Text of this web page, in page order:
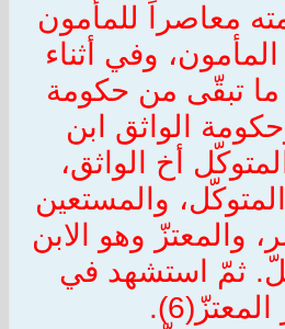
معاصراً للمأمون
وفي أثناء
ما تبقّى من حكومة
الواثق ابن
أخ الواثق،
والمستعين
والمعتزّ وهو الابن
ثمّ استشهد في